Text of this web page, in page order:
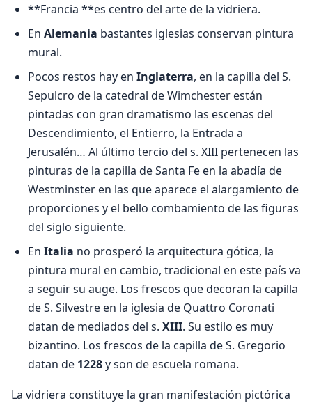
**Francia **es centro del arte de la vidriera.
En Alemania bastantes iglesias conservan pintura
mural.
Pocos restos hay en Inglaterra, en la capilla del S.
Sepulcro de la catedral de Wimchester están
pintadas con gran dramatismo las escenas del
Descendimiento, el Entierro, la Entrada a
Jerusalén… Al último tercio del s. XIII pertenecen las
pinturas de la capilla de Santa Fe en la abadía de
Westminster en las que aparece el alargamiento de
proporciones y el bello combamiento de las figuras
del siglo siguiente.
En Italia no prosperó la arquitectura gótica, la
pintura mural en cambio, tradicional en este país va
a seguir su auge. Los frescos que decoran la capilla
de S. Silvestre en la iglesia de Quattro Coronati
datan de mediados del s. XIII. Su estilo es muy
bizantino. Los frescos de la capilla de S. Gregorio
datan de 1228y son de escuela romana.
La vidriera constituye la gran manifestación pictórica